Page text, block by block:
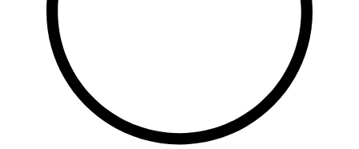
104,9 FM
Баулы
107,5 FM
Биләр